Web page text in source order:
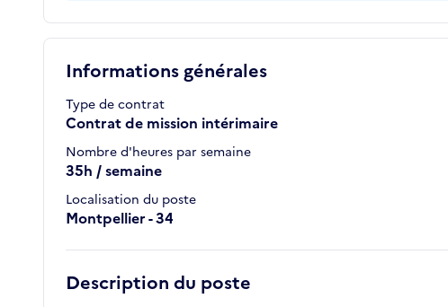
Informations générales
Type de contrat
Contrat de mission intérimaire
Nombre d'heures par semaine
35h / semaine
Localisation du poste
Montpellier - 34
Description du poste